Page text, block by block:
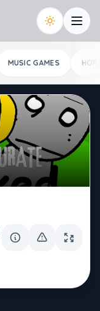
MUSIC GAMES